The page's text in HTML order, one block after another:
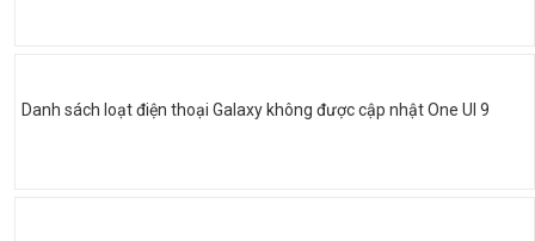
Danh sách loạt điện thoại Galaxy không được cập nhật One UI 9